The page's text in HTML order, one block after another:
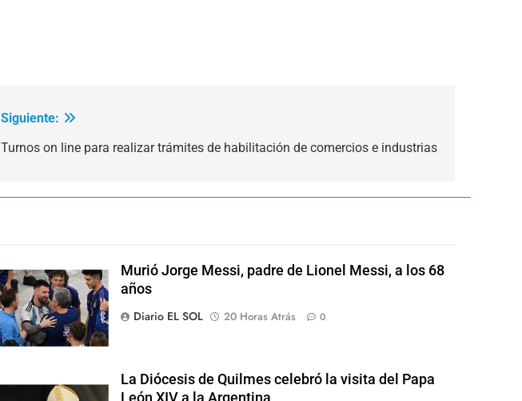
Siguiente:
Turnos on line para realizar trámites de habilitación de comercios e industrias
Murió Jorge Messi, padre de Lionel Messi, a los 68
años
Diario EL SOL
20 Horas Atrás 0
La Diócesis de Quilmes celebró la visita del Papa
León XIV a la Argentina